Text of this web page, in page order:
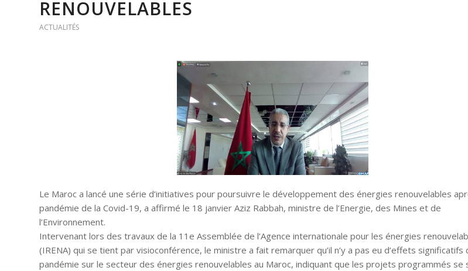
RENOUVELABLES
ACTUALITÉS
Le Maroc a lancé une série d’initiatives pour poursuivre le développement des énergies renouvelables
pandémie de la Covid-19, a affirmé le 18 janvier Aziz Rabbah, ministre de l’Energie, des Mines et de
l’Environnement.
Intervenant lors des travaux de la 11e Assemblée de l’Agence internationale pour les énergies
(IRENA) qui se tient par visioconférence, le ministre a fait remarquer qu’il n’y a pas eu d’effets significatifs
pandémie sur le secteur des énergies renouvelables au Maroc, indiquant que les projets programmés se